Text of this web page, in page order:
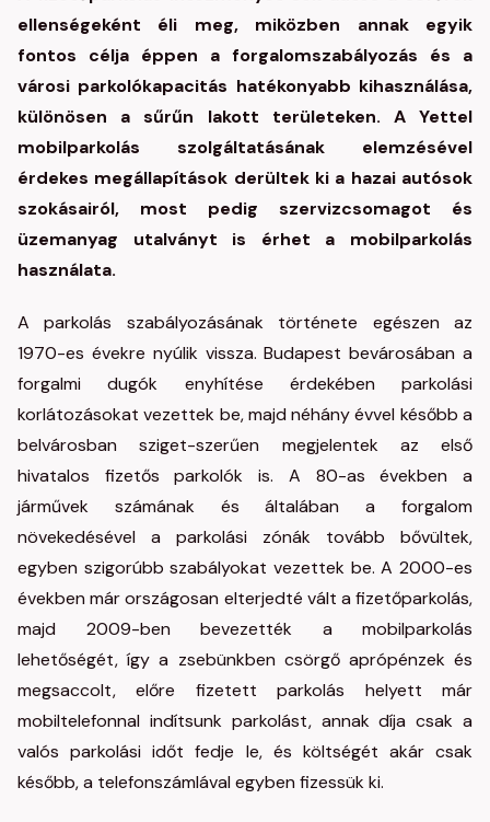
ellenségeként éli meg, miközben annak egyik
fontos célja éppen a forgalomszabályozás és a
városi parkolókapacitás hatékonyabb kihasználása,
különösen a sűrűn lakott területeken. A Yettel
mobilparkolás szolgáltatásának elemzésével
érdekes megállapítások derültek ki a hazai autósok
szokásairól, most pedig szervizcsomagot és
üzemanyag utalványt is érhet a mobilparkolás
használata.
A parkolás szabályozásának története egészen az
1970-es évekre nyúlik vissza. Budapest bevárosában a
forgalmi dugók enyhítése érdekében parkolási
korlátozásokat vezettek be, majd néhány évvel később a
belvárosban sziget-szerűen megjelentek az első
hivatalos fizetős parkolók is. A 80-as években a
járművek számának és általában a forgalom
növekedésével a parkolási zónák tovább bővültek,
egyben szigorúbb szabályokat vezettek be. A 2000-es
években már országosan elterjedté vált a fizetőparkolás,
majd 2009-ben bevezették a mobilparkolás
lehetőségét, így a zsebünkben csörgő aprópénzek és
megsaccolt, előre fizetett parkolás helyett már
mobiltelefonnal indítsunk parkolást, annak díja csak a
valós parkolási időt fedje le, és költségét akár csak
később, a telefonszámlával egyben fizessük ki.